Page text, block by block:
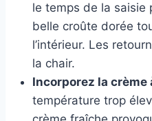
le temps de la saisie
belle croûte dorée
l’intérieur. Les
la chair.
Incorporez la crème
température trop